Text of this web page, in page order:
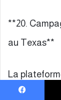
**20.
au Texas**
La
campagne